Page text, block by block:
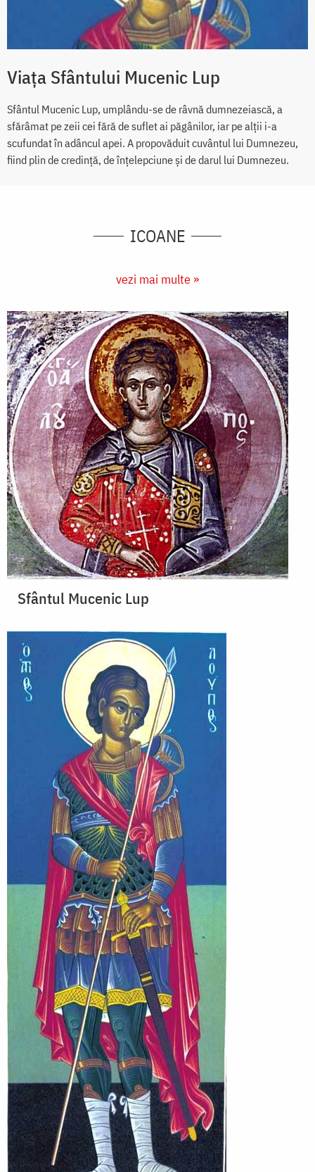
Viața Sfântului Mucenic Lup
Sfântul Mucenic Lup, umplându-se de râvnă dumnezeiască, a
sfărâmat pe zeii cei fără de suflet ai păgânilor, iar pe alții i-a
scufundat în adâncul apei. A propovăduit cuvântul lui Dumnezeu,
fiind plin de credință, de înțelepciune și de darul lui Dumnezeu.
ICOANE
vezi mai multe »
Sfântul Mucenic Lup